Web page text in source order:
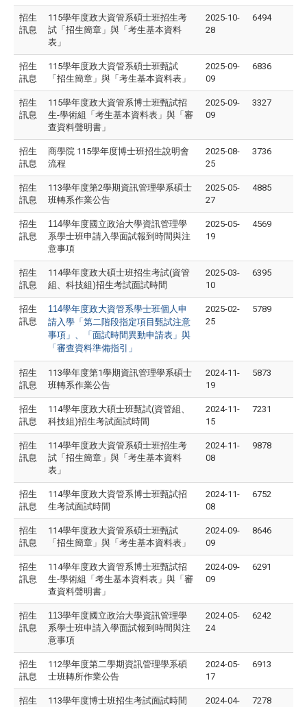
招生
訊息
115學年度政大資管系碩士班招生考
試「招生簡章」與「考生基本資料
表」
2025-10-
28
6494
招生
訊息
115學年度政大資管系碩士班甄試
「招生簡章」與「考生基本資料表」
2025-09-
09
6836
招生
訊息
115學年度政大資管系博士班甄試招
生-學術組「考生基本資料表」與「審
查資料聲明書」
2025-09-
09
3327
招生
訊息
商學院 115學年度博士班招生說明會
流程
2025-08-
25
3736
招生
訊息
113學年度第2學期資訊管理學系碩士
班轉系作業公告
2025-05-
27
4885
招生
訊息
114學年度國立政治大學資訊管理學
系學士班申請入學面試報到時間與注
意事項
2025-05-
19
4569
招生
訊息
114學年度政大碩士班招生考試(資管
組、科技組)招生考試面試時間
2025-03-
10
6395
招生
訊息
114學年度政大資管系學士班個人申
請入學「第二階段指定項目甄試注意
事項」、「面試時間異動申請表」與
「審查資料準備指引」
2025-02-
25
5789
招生
訊息
113學年度第1學期資訊管理學系碩士
班轉系作業公告
2024-11-
19
5873
招生
訊息
114學年度政大碩士班甄試(資管組、
科技組)招生考試面試時間
2024-11-
15
7231
招生
訊息
114學年度政大資管系碩士班招生考
試「招生簡章」與「考生基本資料
表」
2024-11-
08
9878
招生
訊息
114學年度政大資管系博士班甄試招
生考試面試時間
2024-11-
08
6752
招生
訊息
114學年度政大資管系碩士班甄試
「招生簡章」與「考生基本資料表」
2024-09-
09
8646
招生
訊息
114學年度政大資管系博士班甄試招
生-學術組「考生基本資料表」與「審
查資料聲明書」
2024-09-
09
6291
招生
訊息
113學年度國立政治大學資訊管理學
系學士班申請入學面試報到時間與注
意事項
2024-05-
24
6242
招生
訊息
112學年度第二學期資訊管理學系碩
士班轉所作業公告
2024-05-
17
6913
招生
113學年度博士班招生考試面試時間
2024-04-
7278